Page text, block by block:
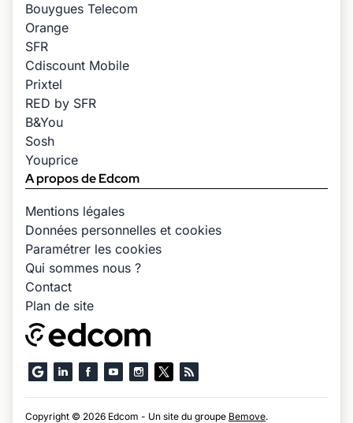
Bouygues Telecom
Orange
SFR
Cdiscount Mobile
Prixtel
RED by SFR
B&You
Sosh
Youprice
A propos de Edcom
Mentions légales
Données personnelles et cookies
Paramétrer les cookies
Qui sommes nous ?
Contact
Plan de site
Copyright © 2026 Edcom - Un site du groupe Bemove.